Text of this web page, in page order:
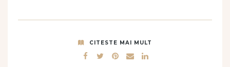
CITESTE MAI MULT